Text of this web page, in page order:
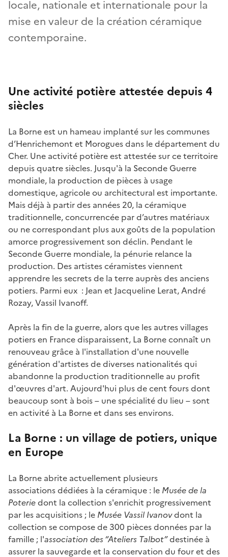
locale, nationale et internationale pour la
mise en valeur de la création céramique
contemporaine.
Une activité potière attestée depuis 4
siècles
La Borne est un hameau implanté sur les communes
d’Henrichemont et Morogues dans le département du
Cher. Une activité potière est attestée sur ce territoire
depuis quatre siècles. Jusqu'à la Seconde Guerre
mondiale, la production de pièces à usage
domestique, agricole ou architectural est importante.
Mais déjà à partir des années 20, la céramique
traditionnelle, concurrencée par d’autres matériaux
ou ne correspondant plus aux goûts de la population
amorce progressivement son déclin. Pendant le
Seconde Guerre mondiale, la pénurie relance la
production. Des artistes céramistes viennent
apprendre les secrets de la terre auprès des anciens
potiers. Parmi eux : Jean et Jacqueline Lerat, André
Rozay, Vassil Ivanoff.
Après la fin de la guerre, alors que les autres villages
potiers en France disparaissent, La Borne connaît un
renouveau grâce à l'installation d'une nouvelle
génération d'artistes de diverses nationalités qui
abandonne la production traditionnelle au profit
d'œuvres d'art. Aujourd'hui plus de cent fours dont
beaucoup sont à bois – une spécialité du lieu – sont
en activité à La Borne et dans ses environs.
La Borne : un village de potiers, unique
en Europe
La Borne abrite actuellement plusieurs
associations dédiées à la céramique : le Musée de la
Poteriedont la collection s'enrichit progressivement
par les acquisitions ; le Musée Vassil Ivanovdont la
collection se compose de 300 pièces données par la
famille ; l'association des “Ateliers Talbot”destinée à
assurer la sauvegarde et la conservation du four et des